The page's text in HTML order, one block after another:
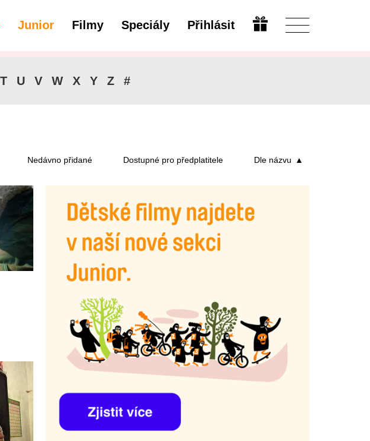
Junior Filmy Speciály Přihlásit Otevřít
T U V W X Y Z #
Nedávno přidané Dostupné pro předplatitele Dle názvu